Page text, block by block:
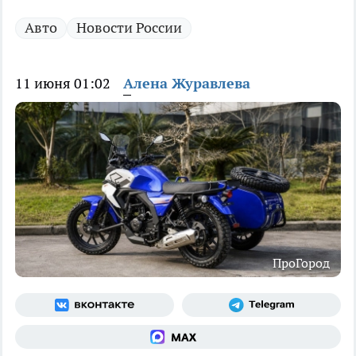
Авто Новости России
11 июня 01:02 Алена Журавлева
ПроГород